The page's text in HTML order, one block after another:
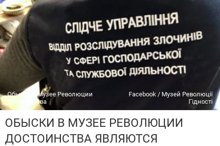
Обыски в Музее Революции
Достоинства
Facebook / Музей Революції
Гідності
ОБЫСКИ В МУЗЕЕ РЕВОЛЮЦИИ
ДОСТОИНСТВА ЯВЛЯЮТСЯ